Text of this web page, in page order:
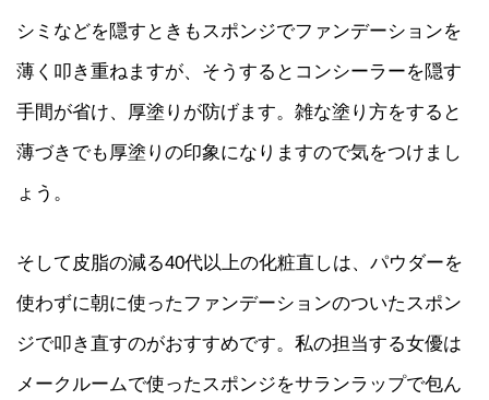
シミなどを隠すときもスポンジでファンデーションを
薄く叩き重ねますが、そうするとコンシーラーを隠す
手間が省け、厚塗りが防げます。雑な塗り方をすると
薄づきでも厚塗りの印象になりますので気をつけまし
ょう。
そして皮脂の減る40代以上の化粧直しは、パウダーを
使わずに朝に使ったファンデーションのついたスポン
ジで叩き直すのがおすすめです。私の担当する女優は
メークルームで使ったスポンジをサランラップで包ん